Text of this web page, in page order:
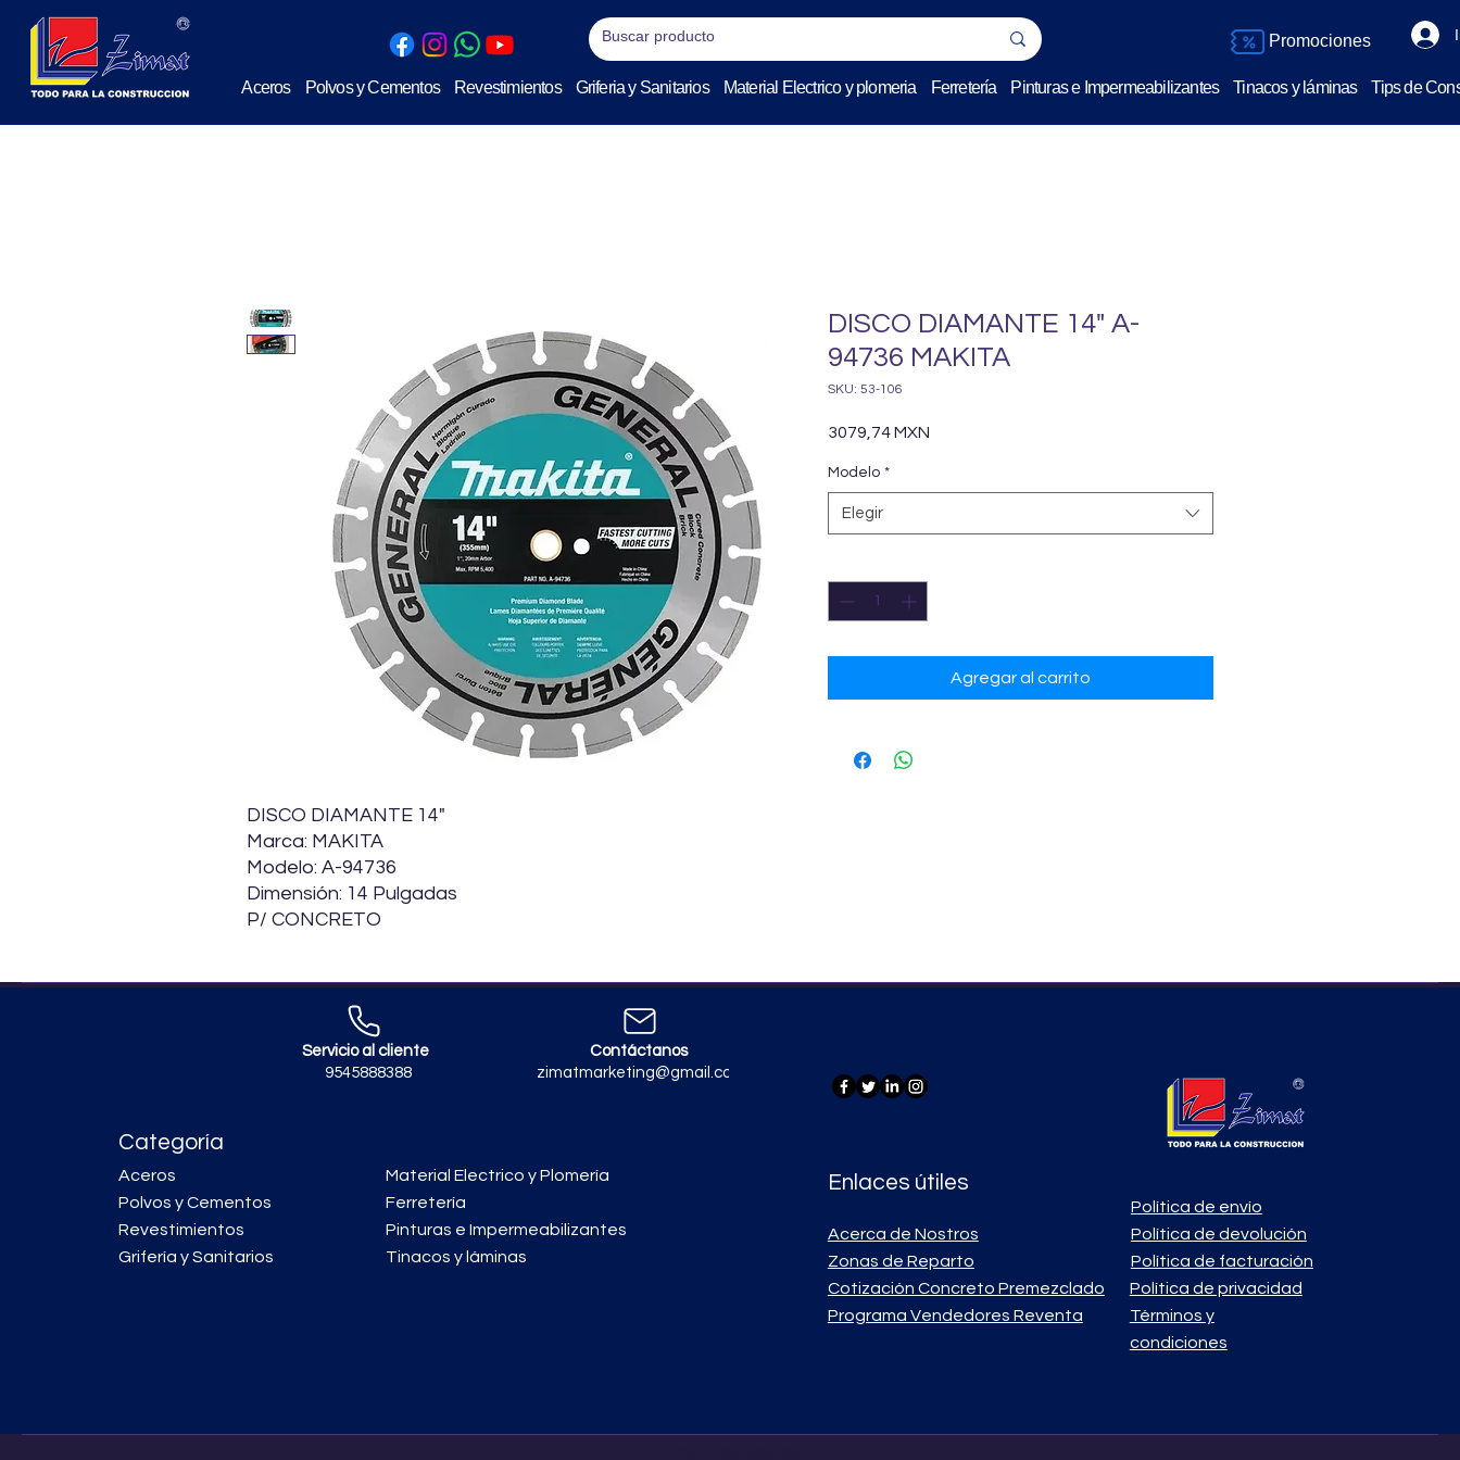
Aceros Polvos y Cementos Revestimientos Griferia y Sanitarios Material Electrico y plomeria Ferretería Pinturas e Impermeabilizantes Tinacos y láminas Tips de
Promociones
DISCO DIAMANTE 14"
Marca: MAKITA
Modelo: A-94736
Dimensión: 14 Pulgadas
P/ CONCRETO
DISCO DIAMANTE 14" A-
94736 MAKITA
SKU: 53-106
3079,74 MXN
Modelo *
Elegir
Agregar al carrito
Servicio al cliente
9545888388
Contáctanos
zimatmarketing@gmail.com
Categoría
Aceros
Polvos y Cementos
Revestimientos
Grifería y Sanitarios
Material Electrico y Plomería
Ferretería
Pinturas e Impermeabilizantes
Tinacos y láminas
Enlaces útiles
Política de envío
Acerca de Nostros
Zonas de Reparto
Cotización Concreto Premezclado
Programa Vendedores Reventa
Política de devolución
Política de facturación
Política de privacidad
Términos y
condiciones